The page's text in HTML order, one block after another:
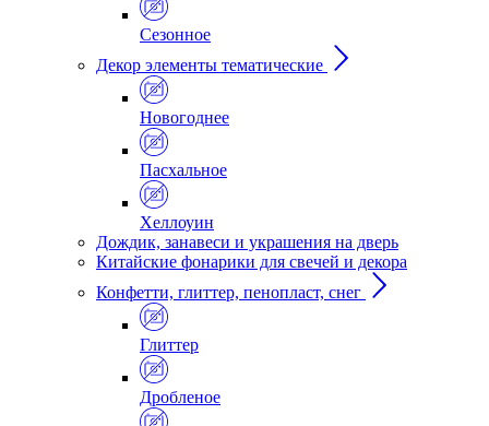
Сезонное
Декор элементы тематические
Новогоднее
Пасхальное
Хеллоуин
Дождик, занавеси и украшения на дверь
Китайские фонарики для свечей и декора
Конфетти, глиттер, пенопласт, снег
Глиттер
Дробленое